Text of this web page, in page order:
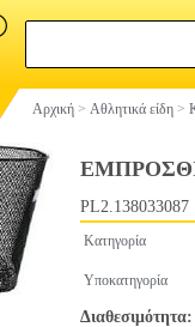
Αρχική > Αθλητικά είδη >
PL2.138033087
Κατηγορία
Υποκατηγορία